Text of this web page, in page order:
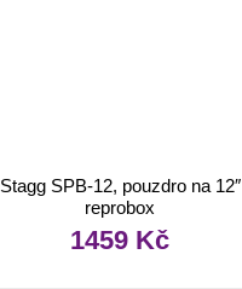
Stagg SPB-12, pouzdro na 12″
reprobox
1459 Kč